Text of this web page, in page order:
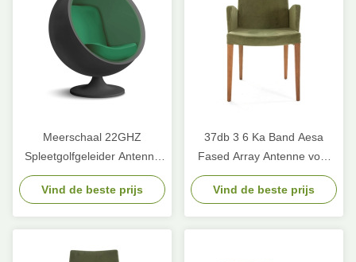
Meerschaal 22GHZ
Spleetgolfgeleider Antenne
Kopermateriaal
Vind de beste prijs
37db 3 6 Ka Band Aesa
Fased Array Antenne voor
luchtvaartuigen Straalstuur
16 GHz tot 17 GHz
Vind de beste prijs